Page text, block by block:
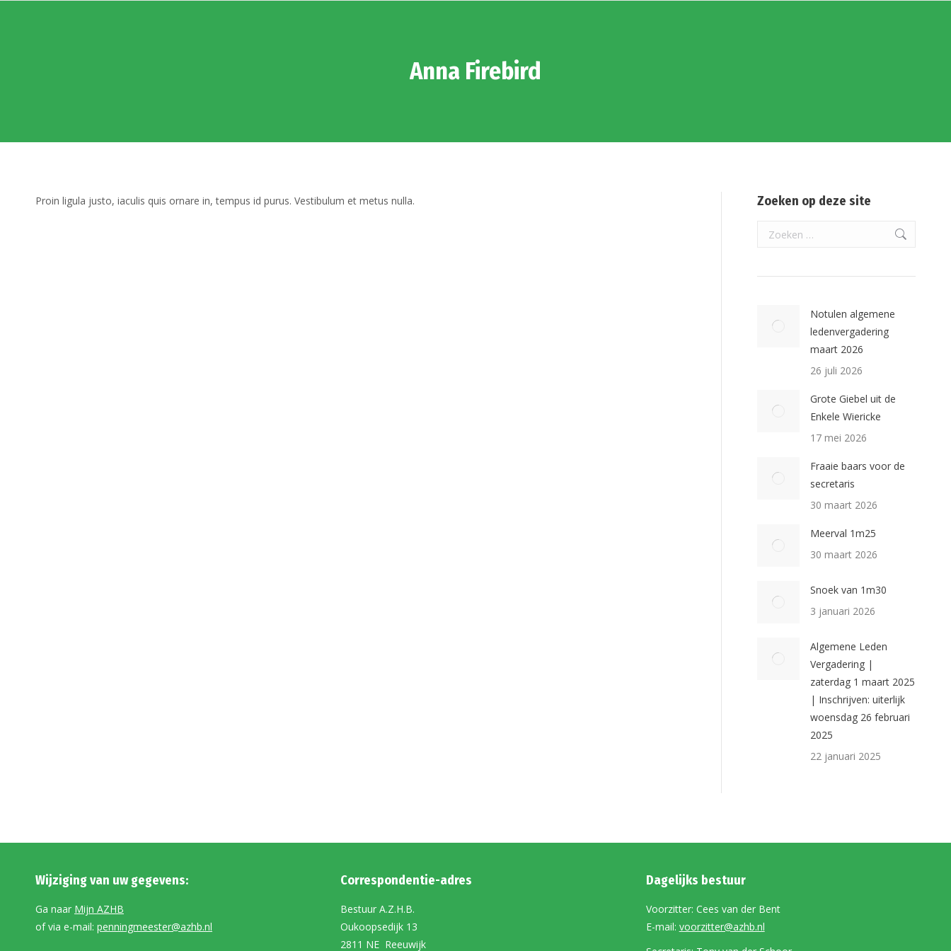
Anna Firebird
Proin ligula justo, iaculis quis ornare in, tempus id purus. Vestibulum et metus nulla. Zoeken op deze site
Search:
Notulen algemene
ledenvergadering
maart 2026
26 juli 2026
Grote Giebel uit de
Enkele Wiericke
17 mei 2026
Fraaie baars voor de
secretaris
30 maart 2026
Meerval 1m25
30 maart 2026
Snoek van 1m30
3 januari 2026
Algemene Leden
Vergadering |
zaterdag 1 maart 2025
| Inschrijven: uiterlijk
woensdag 26 februari
2025
22 januari 2025
Wijziging van uw gegevens:
Ga naar Mijn AZHB
of via e-mail: penningmeester@azhb.nl
Correspondentie-adres
Bestuur A.Z.H.B.
Oukoopsedijk 13
2811 NE Reeuwijk
Dagelijks bestuur
Voorzitter: Cees van der Bent
E-mail: voorzitter@azhb.nl